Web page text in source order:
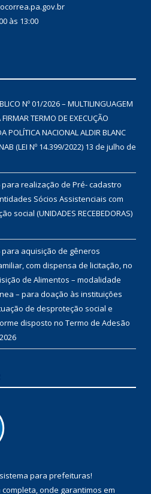
às 13:00
Nº 01/2026 – MULTILINGUAGEM
TERMO DE EXECUÇÃO
POLÍTICA NACIONAL ALDIR BLANC
(LEI Nº 14.399/2022) 13 de julho de
para realização de Pré- cadastro
Sócios Assistenciais com
social (UNIDADES RECEBEDORAS)
para aquisição de gêneros
com dispensa de licitação, no
de Alimentos – modalidade
– para doação às instituições
de desproteção social e
disposto no Termo de Adesão
sistema para prefeituras!
completa, onde garantimos em